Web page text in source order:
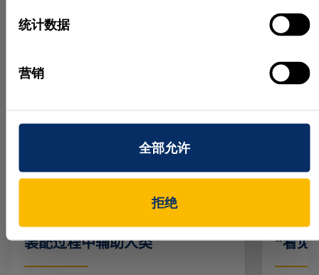
统计数据
营销
全部允许
拒绝
实际应用
更多成功案例
机器视觉和人工智能如何在复杂
装配过程中辅助人类
3D 视
“看见